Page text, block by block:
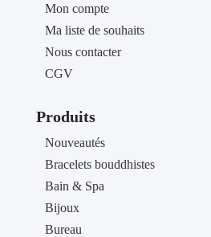
Mon compte
Ma liste de souhaits
Nous contacter
CGV
Produits
Nouveautés
Bracelets bouddhistes
Bain & Spa
Bijoux
Bureau